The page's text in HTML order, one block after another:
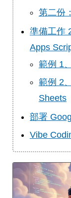
第二份
準備工作
Apps
範例 1
範例 2
Sheets
部署
Vibe